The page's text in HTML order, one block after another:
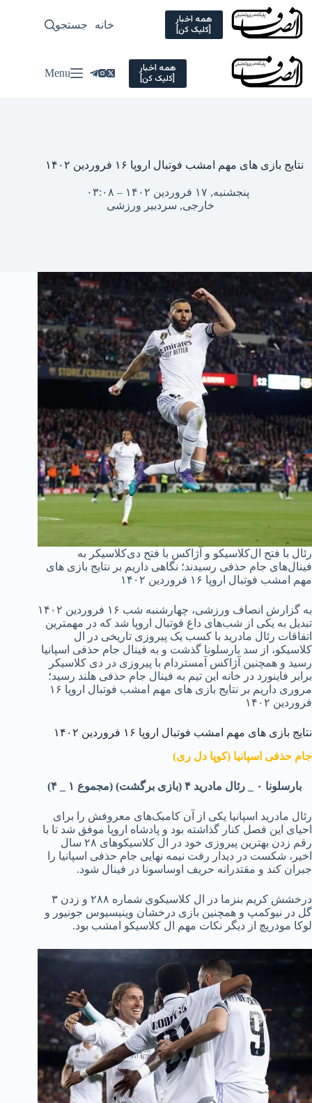
Skip
content
همه اخبار
[کلیک کن] خانه سیاسی
جستجو
همه اخبار
[کلیک کن] Menu
نتایج بازی های مهم امشب فوتبال اروپا ۱۶ فروردین ۱۴۰۲
پنجشنبه, ۱۷ فروردین ۱۴۰۲ – ۰۳:۰۸
خارجی, سردبیر ورزشی
رئال با فتح ال‌کلاسیکو و آژاکس با فتح دی‌کلاسیکر به
فینال‌های جام حذفی رسیدند؛ نگاهی داریم بر نتایج بازی های
مهم امشب فوتبال اروپا ۱۶ فروردین ۱۴۰۲
به گزارش انصاف ورزشی، چهارشنبه شب ۱۶ فروردین ۱۴۰۲
تبدیل به یکی از شب‌های داغ فوتبال اروپا شد که در مهمترین
اتفاقات رئال مادرید با کسب یک پیروزی تاریخی در ال
کلاسیکو، از سد بارسلونا گذشت و به فینال جام حذفی اسپانیا
رسید و همچنین آژاکس آمستردام با پیروزی در دی کلاسیکر
برابر فاینورد در خانه این تیم به فینال جام حذفی هلند رسید؛
مروری داریم بر نتایج بازی های مهم امشب فوتبال اروپا ۱۶
فروردین ۱۴۰۲
نتایج بازی های مهم امشب فوتبال اروپا ۱۶ فروردین ۱۴۰۲
جام حذفی اسپانیا (کوپا دل ری)
بارسلونا ۰ _ رئال مادرید ۴ (بازی برگشت) (مجموع ۱ _ ۴)
رئال مادرید اسپانیا یکی از آن کامبک‌های معروفش را برای
احیای این فصل کنار گذاشته بود و پادشاه اروپا موفق شد تا با
رقم زدن بهترین پیروزی خود در ال کلاسیکوهای ۲۸ سال
اخیر، شکست در دیدار رفت نیمه نهایی جام حذفی اسپانیا را
جبران کند و مقتدرانه حریف اوساسونا در فینال شود.
درخشش کریم بنزما در ال کلاسیکوی شماره ۲۸۸ و زدن ۳
گل در نیوکمپ و همچنین بازی درخشان وینیسیوس جونیور و
لوکا مودریچ از دیگر نکات مهم ال کلاسیکو امشب بود.